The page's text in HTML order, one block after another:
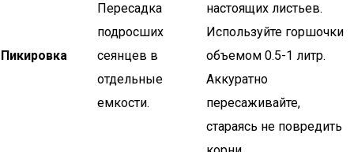
Пикировка
Пересадка
подросших
сеянцев в
отдельные
емкости.
настоящих листьев.
Используйте горшочки
объемом 0.5-1 литр.
Аккуратно
пересаживайте,
стараясь не повредить